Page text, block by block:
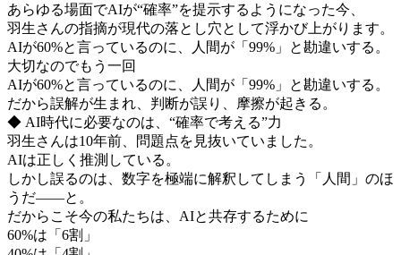
あらゆる場面でAIが“確率”を提示するようになった今、
羽生さんの指摘が現代の落とし穴として浮かび上がります。
AIが60%と言っているのに、人間が「99%」と勘違いする。
大切なのでもう一回
AIが60%と言っているのに、人間が「99%」と勘違いする。
だから誤解が生まれ、判断が誤り、摩擦が起きる。
◆ AI時代に必要なのは、“確率で考える”力
羽生さんは10年前、問題点を見抜いていました。
AIは正しく推測している。
しかし誤るのは、数字を極端に解釈してしまう「人間」のほ
うだ——と。
だからこそ今の私たちは、AIと共存するために
60%は「6割」